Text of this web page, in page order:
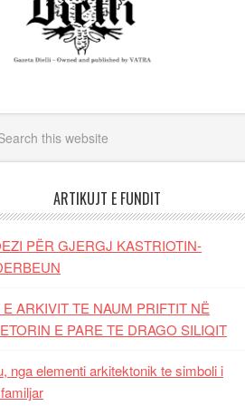
ARTIKUJT E FUNDIT
PËR GJERGJ KASTRIOTIN-
E ARKIVIT TE NAUM PRIFTIT NË
E PARE TE DRAGO SILIQIT
nga elementi arkitektonik te simboli i